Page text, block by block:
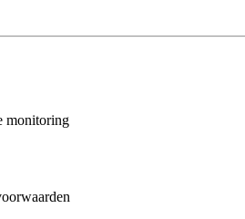
monitoring